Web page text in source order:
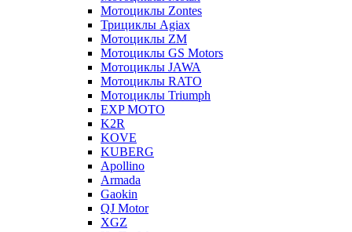
Мотоциклы Zontes
Трициклы Agiax
Мотоциклы ZM
Мотоциклы GS Motors
Мотоциклы JAWA
Мотоциклы RATO
Мотоциклы Triumph
EXP MOTO
K2R
KOVE
KUBERG
Apollino
Armada
Gaokin
QJ Motor
XGZ